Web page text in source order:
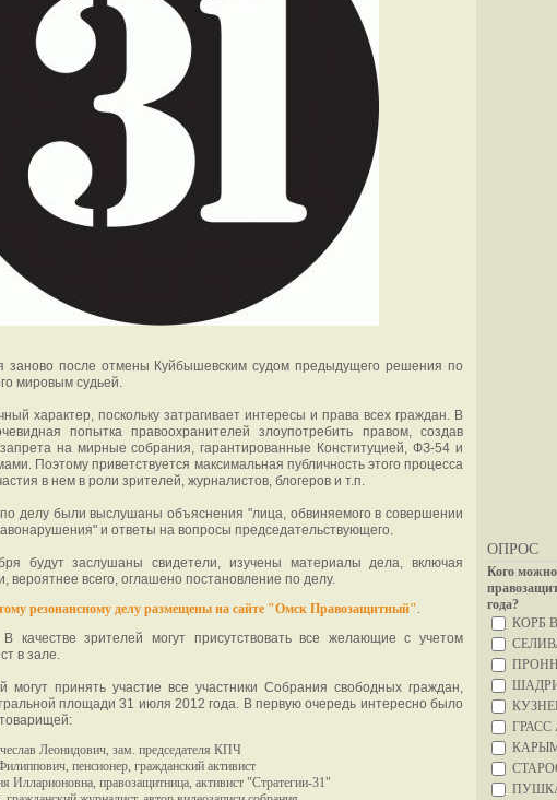
ОПРОС
Кого
года?
КОРБ
ГРАСС
заново после отмены Куйбышевским судом предыдущего решения по
мировым судьей.
характер, поскольку затрагивает интересы и права всех граждан. В
попытка правоохранителей злоупотребить правом, создав
на мирные собрания, гарантированные Конституцией, ФЗ-54 и
Поэтому приветствуется максимальная публичность этого процесса
в нем в роли зрителей, журналистов, блогеров и т.п.
делу были выслушаны объяснения "лица, обвиняемого в совершении
и ответы на вопросы председательствующего.
будут заслушаны свидетели, изучены материалы дела, включая
вероятнее всего, оглашено постановление по делу.
резонансному делу размещены на сайте "Омск Правозащитный".
качестве зрителей могут присутствовать все желающие с учетом
в зале.
могут принять участие все участники Собрания свободных граждан,
площади 31 июля 2012 года. В первую очередь интересно было
Леонидович, зам. председателя КПЧ
пенсионер, гражданский активист
Илларионовна, правозащитница, активист "Стратегии-31"